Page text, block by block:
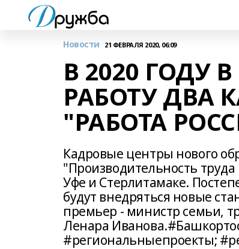
Новости 21 ФЕВРАЛЯ 2020, 06:09
В 2020 ГОДУ
РАБОТУ ДВА
"РАБОТА
Кадровые центры нового
"Производительность
Уфе и Стерлитамаке.
будут внедряться новые
премьер - министр семьи,
Ленара
#региональныепроекты;